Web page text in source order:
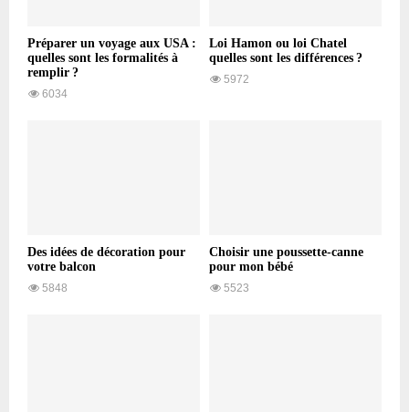
Préparer un voyage aux USA :
quelles sont les formalités à
remplir ?
6034
Loi Hamon ou loi Chatel
quelles sont les différences ?
5972
Des idées de décoration pour
votre balcon
5848
Choisir une poussette-canne
pour mon bébé
5523